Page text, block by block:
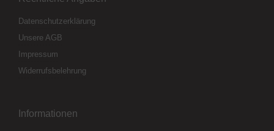
Datenschutzerklärung
Unsere AGB
Impressum
Widerrufsbelehrung
Informationen